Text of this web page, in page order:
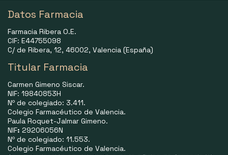
Datos Farmacia
Farmacia Ribera O.E.
CIF: E44755098
C/ de Ribera, 12, 46002, Valencia (España)
Titular Farmacia
Carmen Gimeno Siscar.
NIF: 19840853H
Nº de colegiado: 3.411.
Colegio Farmacéutico de Valencia.
Paula Roquet-Jalmar Gimeno.
NIF: 29206056N
Nº de colegiado: 11.553.
Colegio Farmacéutico de Valencia.